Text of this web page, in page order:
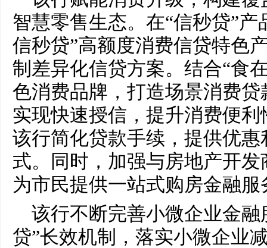
智慧零售生态。在“信秒贷”
信秒贷”高额度消费信贷特色
制差异化信贷方案。结合“食
色消费品牌，打造场景消费
实现快速授信，提升消费便
该行简化贷款手续，提供优
式。同时，加强与房地产开
为市民提供一站式购房金融服
该行不断完善小微企业金
贷”长效机制，落实小微企业